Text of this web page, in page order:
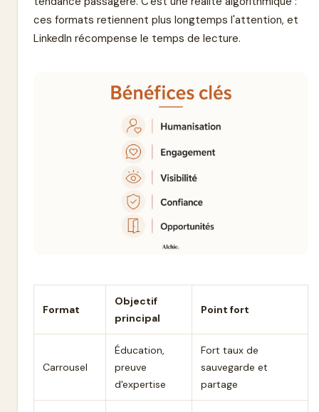
ces formats retiennent plus longtemps l'attention, et
LinkedIn récompense le temps de lecture.
Format
Objectif
principal
Point fort
Carrousel
Éducation,
preuve
d'expertise
Fort taux de
sauvegarde et
partage